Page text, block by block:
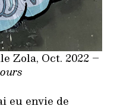
Zola, Oct. 2022 –
eu envie de